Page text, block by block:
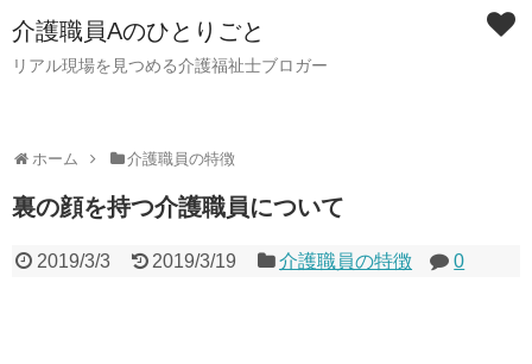
介護職員Aのひとりごと
リアル現場を見つめる介護福祉士ブロガー
ホーム 介護職員の特徴
裏の顔を持つ介護職員について
2019/3/3 2019/3/19 介護職員の特徴 0